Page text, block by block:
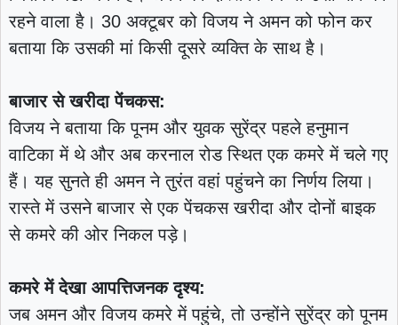
रहने वाला है। 30 अक्टूबर को विजय ने अमन को फोन कर
बताया कि उसकी मां किसी दूसरे व्यक्ति के साथ है।
बाजार से खरीदा पेंचकस:
विजय ने बताया कि पूनम और युवक सुरेंद्र पहले हनुमान
वाटिका में थे और अब करनाल रोड स्थित एक कमरे में चले गए
हैं। यह सुनते ही अमन ने तुरंत वहां पहुंचने का निर्णय लिया।
रास्ते में उसने बाजार से एक पेंचकस खरीदा और दोनों बाइक
से कमरे की ओर निकल पड़े।
कमरे में देखा आपत्तिजनक दृश्य:
जब अमन और विजय कमरे में पहुंचे, तो उन्होंने सुरेंद्र को पूनम